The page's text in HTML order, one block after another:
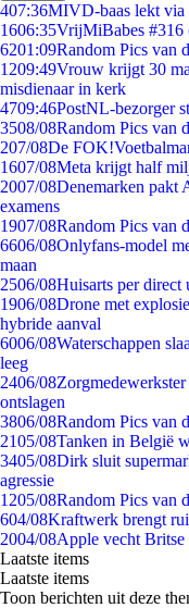
407:36MIVD-baas lekt via
1606:35VrijMiBabes #316
6201:09Random Pics van
1209:49Vrouw krijgt 30
misdienaar in kerk
4709:46PostNL-bezorger
3508/08Random Pics van
207/08De
1607/08Meta krijgt half
2007/08Denemarken pakt
examens
1907/08Random Pics van
6606/08Onlyfans-model
maan
2506/08Huisarts per direct
1906/08Drone met
hybride aanval
6006/08Waterschappen
leeg
2406/08
ontslagen
3806/08Random Pics van
2105/08Tanken in België
3405/08Dirk sluit
agressie
1205/08Random Pics van
604/08Kraftwerk brengt
2004/08Apple vecht
Laatste items
Laatste items
Toon berichten uit deze